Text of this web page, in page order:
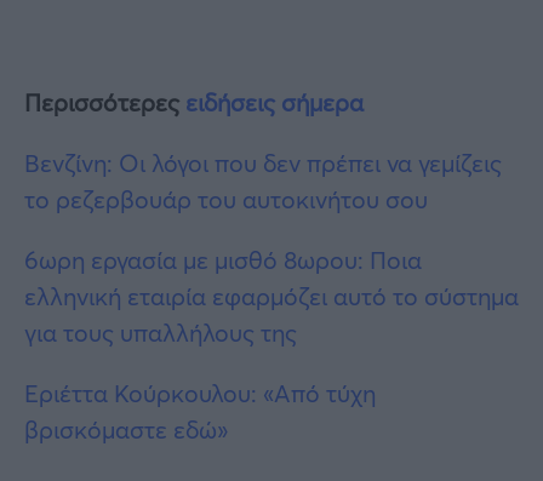
Περισσότερες ειδήσεις σήμερα
Βενζίνη: Οι λόγοι που δεν πρέπει να γεμίζεις
το ρεζερβουάρ του αυτοκινήτου σου
6ωρη εργασία με μισθό 8ωρου: Ποια
ελληνική εταιρία εφαρμόζει αυτό το σύστημα
για τους υπαλλήλους της
Εριέττα Κούρκουλου: «Από τύχη
βρισκόμαστε εδώ»